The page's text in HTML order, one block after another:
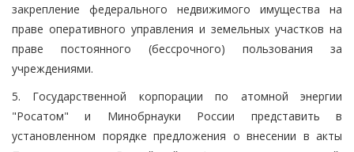
закрепление федерального недвижимого имущества на
праве оперативного управления и земельных участков на
праве постоянного (бессрочного) пользования за
учреждениями.
5. Государственной корпорации по атомной энергии
"Росатом" и Минобрнауки России представить в
установленном порядке предложения о внесении в акты